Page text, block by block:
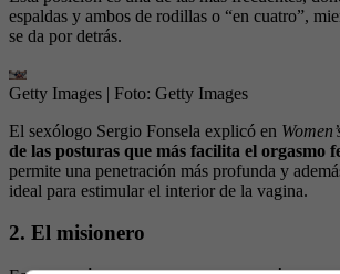
espaldas y ambos de rodillas o “en cuatro”,
se da por detrás.
Getty Images | Foto: Getty Images
El sexólogo Sergio Fonsela explicó en
de las posturas que más facilita el orgasmo
permite una penetración más profunda y
ideal para estimular el interior de la vagina.
2. El misionero